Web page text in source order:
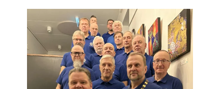
1420
kuberner
ametlikul